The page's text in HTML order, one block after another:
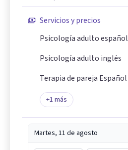
Servicios y precios
Psicología adulto español
Psicología adulto inglés
Terapia de pareja Español
+1 más
Martes, 11 de agosto